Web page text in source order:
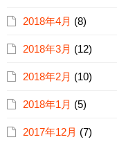
2018年4月 (8)
2018年3月 (12)
2018年2月 (10)
2018年1月 (5)
2017年12月 (7)